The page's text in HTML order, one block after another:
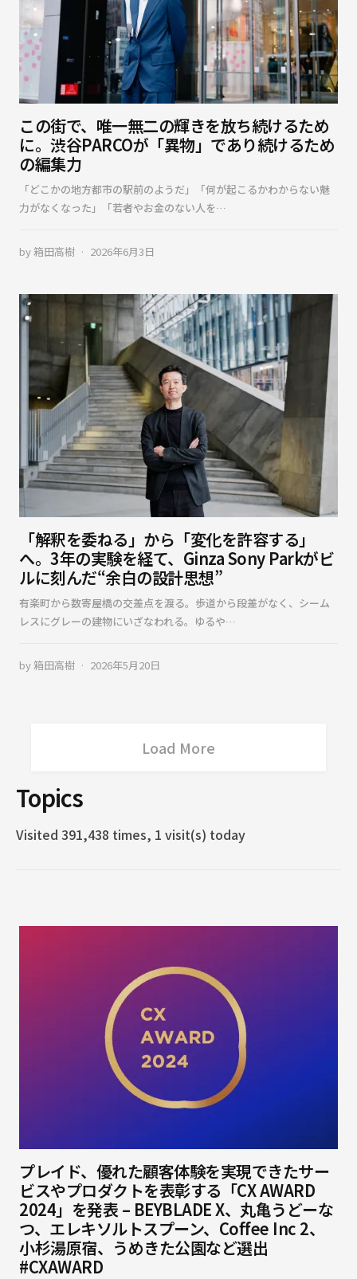
この街で、唯一無二の輝きを放ち続けるため
に。渋谷PARCOが「異物」であり続けるため
の編集力
「どこかの地方都市の駅前のようだ」「何が起こるかわからない魅
力がなくなった」「若者やお金のない人を…
by箱田高樹 2026年6月3日
「解釈を委ねる」から「変化を許容する」
へ。3年の実験を経て、Ginza Sony Parkがビ
ルに刻んだ“余白の設計思想”
有楽町から数寄屋橋の交差点を渡る。歩道から段差がなく、シーム
レスにグレーの建物にいざなわれる。ゆるや…
by箱田高樹 2026年5月20日
Load More
Topics
Visited 391,438 times, 1 visit(s) today
プレイド、優れた顧客体験を実現できたサー
ビスやプロダクトを表彰する「CX AWARD
2024」を発表 – BEYBLADE X、丸亀うどーな
つ、エレキソルトスプーン、Coffee Inc 2、
小杉湯原宿、うめきた公園など選出
#CXAWARD